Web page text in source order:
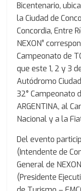
Bicentenario,
la Ciudad de
Concordia, Entre
NEXON”
Campeonato de
que este 1, 2 y 3
Autódromo
32° Campeonato
ARGENTINA, al
Nacional y a la
Del evento
(Intendente de
General de
(Presidente